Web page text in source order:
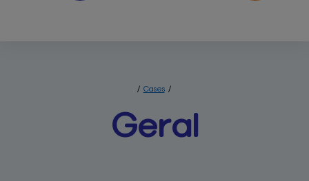
/ Cases /
Geral